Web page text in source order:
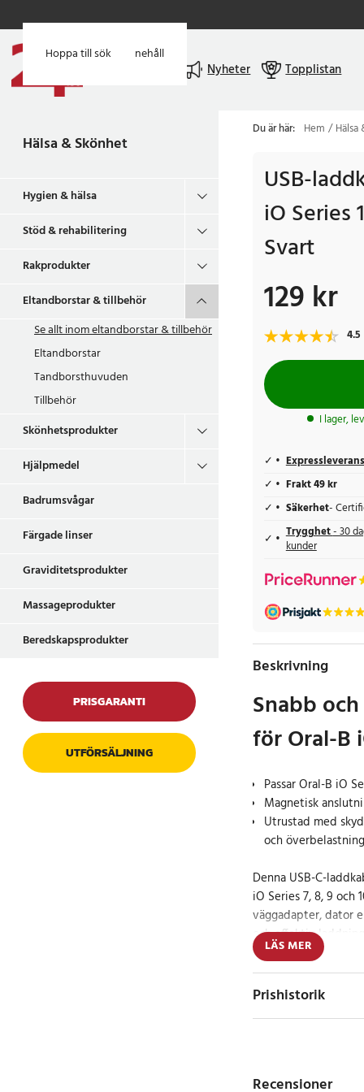
Hoppa till huvudinnehåll
Hoppa till sök
Nyheter Topplistan
Hälsa & Skönhet
Hygien & hälsa
Stöd & rehabilitering
Rakprodukter
Eltandborstar & tillbehör
Se allt inomeltandborstar & tillbehör
Eltandborstar
Tandborsthuvuden
Tillbehör
Skönhetsprodukter
Hjälpmedel
Badrumsvågar
Färgade linser
Graviditetsprodukter
Massageprodukter
Beredskapsprodukter
PRISGARANTI
UTFÖRSÄLJNING
Du är här: Hem Hälsa
USB-
iO Series
Svart
Pris:129 kr
129 kr
4.5
I lager,
Expressleverans
Frakt 49 kr
Säkerhet-
Trygghet- 30
kunder
Beskrivning
Snabb
för Oral-B
Passar Oral-B iO
Magnetisk
Utrustad med
och överbelastning
Denna USB-C-
iO Series 7, 8, 9 och
väggadapter, dator
och effektiv
Den magnetiska
och säker, och
energieffektiv
LÄS MER
Prishistorik
Recensioner